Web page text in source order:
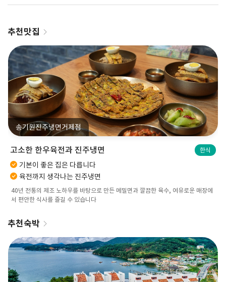
추천맛집
송기원진주냉면거제점
고소한 한우육전과 진주냉면 한식
기본이 좋은 집은 다릅니다
육전까지 생각나는 진주냉면
40년 전통의 제조 노하우를 바탕으로 만든 메밀면과 깔끔한 육수, 여유로운 매장에
서 편안한 식사를 즐길 수 있습니다
추천숙박